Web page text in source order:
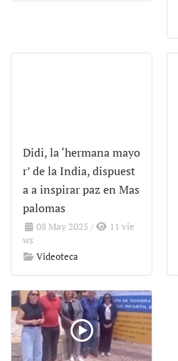
Didi, la ‘hermana mayo
r’ de la India, dispuest
a a inspirar paz en Mas
palomas
08 May 2025 /
11 vie
ws
Videoteca